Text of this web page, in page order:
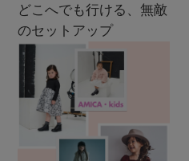
どこへでも行ける、無敵
のセットアップ